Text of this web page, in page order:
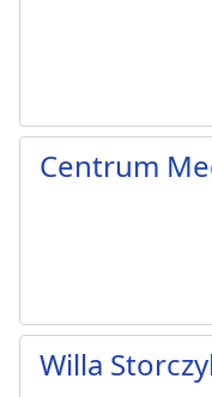
Centrum
Willa